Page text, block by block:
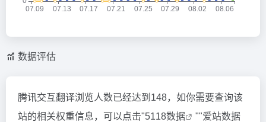
数据评估
腾讯交互翻译浏览人数已经达到148，如你需要查询该
站的相关权重信息，可以点击"5118数据 ""爱站数据